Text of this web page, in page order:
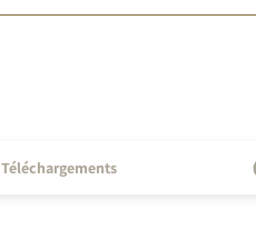
Téléchargements